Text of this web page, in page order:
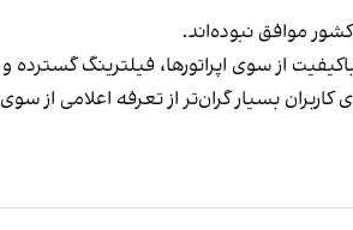
از سوی اپراتورها، فیلترینگ گسترده و
بسیار گران‌تر از تعرفه اعلامی از سوی